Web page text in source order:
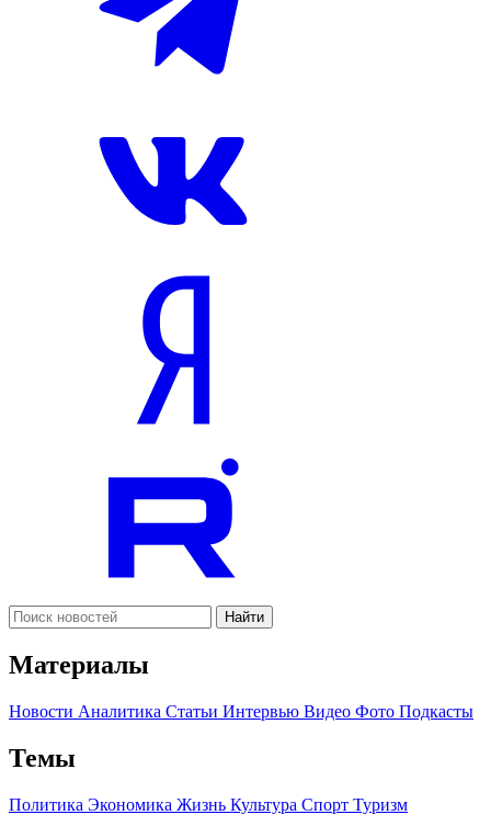
Найти
Материалы
Новости Аналитика Статьи Интервью Видео Фото Подкасты
Темы
Политика Экономика Жизнь Культура Спорт Туризм